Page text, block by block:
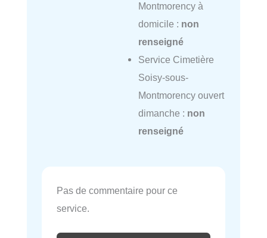
Montmorency à
domicile : non
renseigné
Service Cimetière
Soisy-sous-
Montmorency ouvert
dimanche : non
renseigné
Pas de commentaire pour ce
service.